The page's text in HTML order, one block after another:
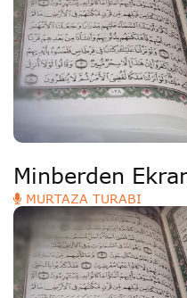
Kiswahili
Deutsche
РУС
Fulfulde
Minberden
MURTAZA TURABI